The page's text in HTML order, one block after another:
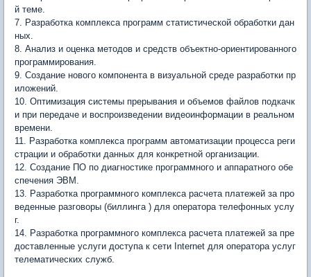
й теме.
7. Разработка комплекса программ статистической обработки дан
ных.
8. Анализ и оценка методов и средств объектно-ориентированного
программирования.
9. Создание нового компонента в визуальной среде разработки пр
иложений.
10. Оптимизация системы прерывания и объемов файлов подкачк
и при передаче и воспроизведении видеоинформации в реальном
времени.
11. Разработка комплекса программ автоматизации процесса реги
страции и обработки данных для конкретной организации.
12. Создание ПО по диагностике программного и аппаратного обе
спечения ЭВМ.
13. Разработка программного комплекса расчета платежей за про
веденные разговоры (биллинга ) для оператора телефонных услу
г.
14. Разработка программного комплекса расчета платежей за пре
доставленные услуги доступа к сети Internet для оператора услуг
телематических служб.